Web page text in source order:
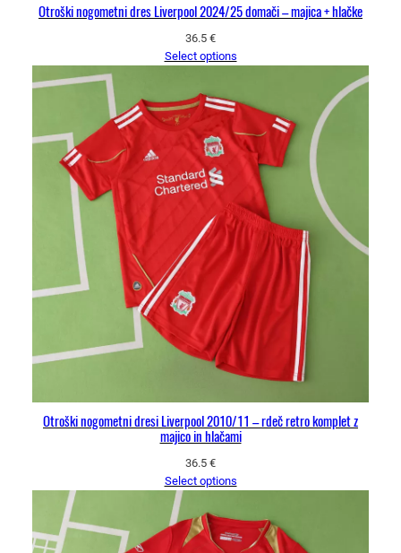
Otroški nogometni dres Liverpool 2024/25 domači – majica + hlačke
36.5 €
Select options
Otroški nogometni dresi Liverpool 2010/11 – rdeč retro komplet z
majico in hlačami
36.5 €
Select options